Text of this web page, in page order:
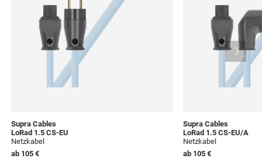
Supra Cables
LoRad 1.5 CS-EU
Netzkabel
ab 105 €
Supra Cables
LoRad 1.5 CS-EU/A
Netzkabel
ab 105 €